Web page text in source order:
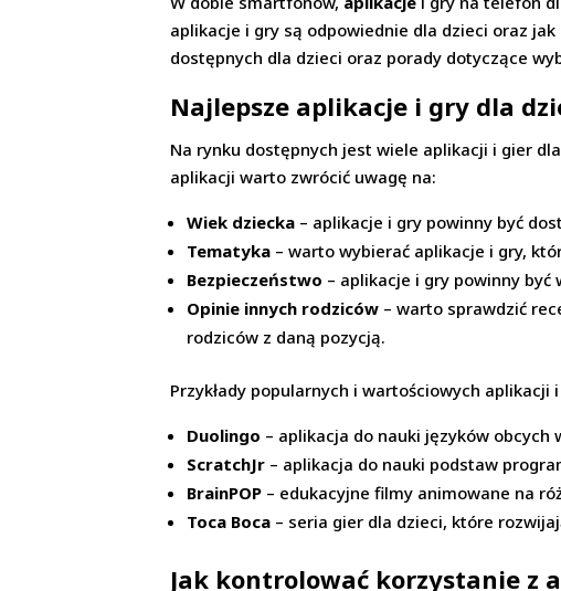
aplikacje i gry są odpowiednie dla dzieci oraz
dostępnych dla dzieci oraz porady dotyczące
Najlepsze aplikacje i gry dla
Na rynku dostępnych jest wiele aplikacji i gier
aplikacji warto zwrócić uwagę na:
Wiek dziecka – aplikacje i gry powinny być
Tematyka – warto wybierać aplikacje i gry,
Bezpieczeństwo – aplikacje i gry powinny
Opinie innych rodziców – warto sprawdzić
rodziców z daną pozycją.
Przykłady popularnych i wartościowych aplikacji
Duolingo – aplikacja do nauki języków obcych
ScratchJr – aplikacja do nauki podstaw
BrainPOP – edukacyjne filmy animowane na
Toca Boca – seria gier dla dzieci, które
Jak kontrolować korzystanie z